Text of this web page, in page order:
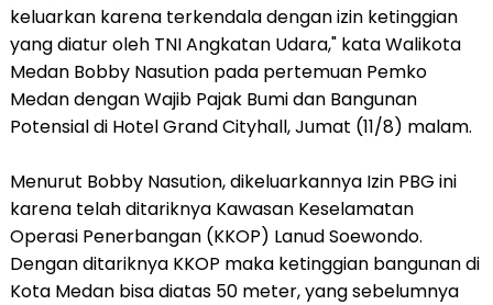
keluarkan karena terkendala dengan izin ketinggian
yang diatur oleh TNI Angkatan Udara," kata Walikota
Medan Bobby Nasution pada pertemuan Pemko
Medan dengan Wajib Pajak Bumi dan Bangunan
Potensial di Hotel Grand Cityhall, Jumat (11/8) malam.
Menurut Bobby Nasution, dikeluarkannya Izin PBG ini
karena telah ditariknya Kawasan Keselamatan
Operasi Penerbangan (KKOP) Lanud Soewondo.
Dengan ditariknya KKOP maka ketinggian bangunan di
Kota Medan bisa diatas 50 meter, yang sebelumnya